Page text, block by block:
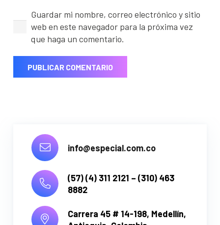
Guardar mi nombre, correo electrónico y sitio
web en este navegador para la próxima vez
que haga un comentario.
PUBLICAR COMENTARIO
info@especial.com.co
(57) (4) 311 2121 – (310) 463
8882
Carrera 45 # 14-198, Medellín,